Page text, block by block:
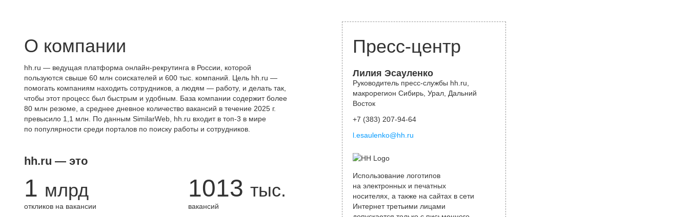
О компании
hh.ru — ведущая платформа онлайн-рекрутинга в России, которой
пользуются свыше 60 млн соискателей и 600 тыс. компаний. Цель hh.ru —
помогать компаниям находить сотрудников, а людям — работу, и делать так,
чтобы этот процесс был быстрым и удобным. База компании содержит более
80 млн резюме, а среднее дневное количество вакансий в течение 2025 г.
превысило 1,1 млн. По данным SimilarWeb, hh.ru входит в топ-3 в мире
по популярности среди порталов по поиску работы и сотрудников.
hh.ru — это
1 млрд
откликов на вакансии
1013 тыс.
вакансий
Пресс-центр
Лилия Эсауленко
Руководитель пресс-службы hh.ru,
макрорегион Сибирь, Урал, Дальний
Восток
+7 (383) 207-94-64
l.esaulenko@hh.ru
Использование логотипов
на электронных и печатных
носителях, а также на сайтах в сети
Интернет третьими лицами